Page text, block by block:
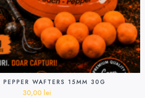
WAFTERS 15MM 30G
30,00 lei